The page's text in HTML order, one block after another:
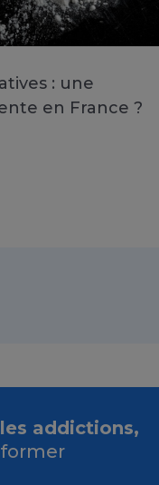
: une
en France ?
addictions,